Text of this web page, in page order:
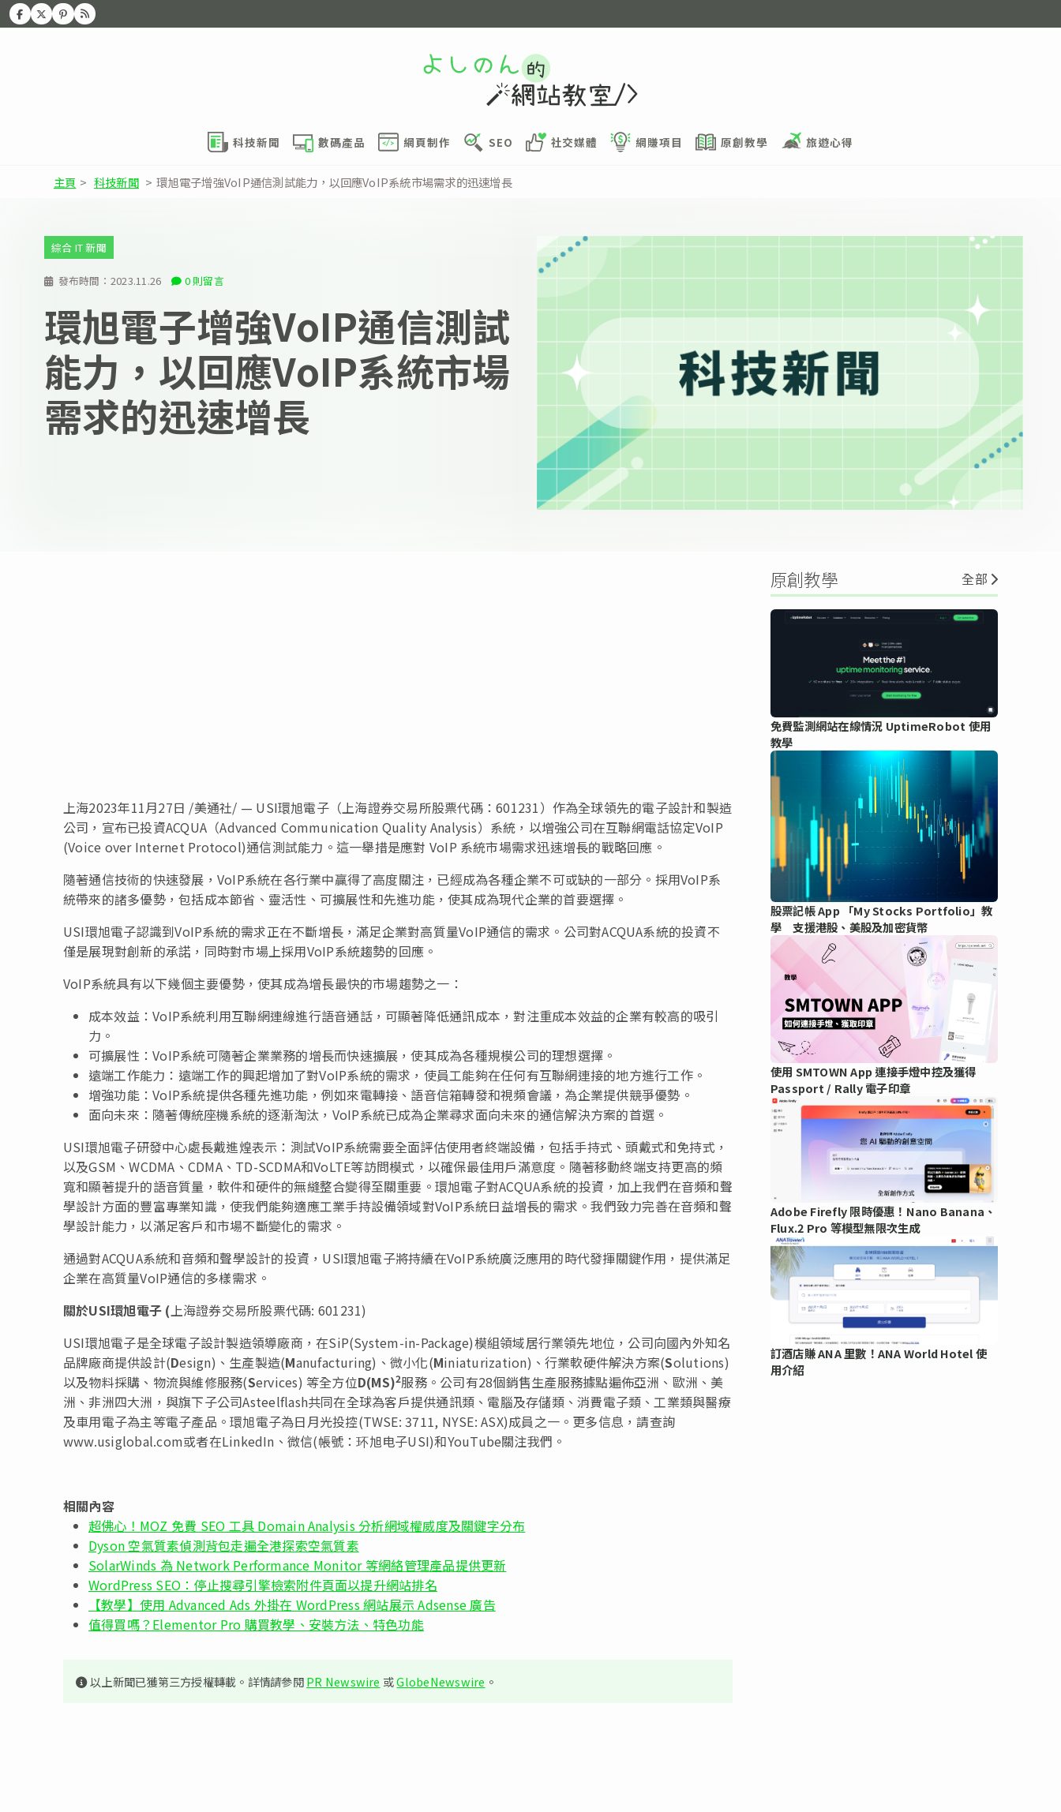
科技新聞 數碼產品 網頁制作 SEO 社交媒體 網賺項目 原創教學 旅遊心得
主頁 > 科技新聞 > 環旭電子增強VoIP通信測試能力，以回應VoIP系統市場需求的迅速增長
發布時間： 2023.11.26 0 則留言
綜合 IT 新聞
環旭電子增強VoIP通信測試
能力，以回應VoIP系統市場
需求的迅速增長
上海2023年11月27日 /美通社/ — USI環旭電子（上海證券交易所股票代碼：601231）作為全球領先的電子設計和製造
公司，宣布已投資ACQUA（Advanced Communication Quality Analysis）系統，以增強公司在互聯網電話協定VoIP
(Voice over Internet Protocol)通信測試能力。這一舉措是應對 VoIP 系統市場需求迅速增長的戰略回應。
隨著通信技術的快速發展，VoIP系統在各行業中贏得了高度關注，已經成為各種企業不可或缺的一部分。採用VoIP系
統帶來的諸多優勢，包括成本節省、靈活性、可擴展性和先進功能，使其成為現代企業的首要選擇。
USI環旭電子認識到VoIP系統的需求正在不斷增長，滿足企業對高質量VoIP通信的需求。公司對ACQUA系統的投資不
僅是展現對創新的承諾，同時對市場上採用VoIP系統趨勢的回應。
VoIP系統具有以下幾個主要優勢，使其成為增長最快的市場趨勢之一：
成本效益：VoIP系統利用互聯網連線進行語音通話，可顯著降低通訊成本，對注重成本效益的企業有較高的吸引
力。
可擴展性：VoIP系統可隨著企業業務的增長而快速擴展，使其成為各種規模公司的理想選擇。
遠端工作能力：遠端工作的興起增加了對VoIP系統的需求，使員工能夠在任何有互聯網連接的地方進行工作。
增強功能：VoIP系統提供各種先進功能，例如來電轉接、語音信箱轉發和視頻會議，為企業提供競爭優勢。
面向未來：隨著傳統座機系統的逐漸淘汰，VoIP系統已成為企業尋求面向未來的通信解決方案的首選。
USI環旭電子研發中心處長戴進煌表示：測試VoIP系統需要全面評估使用者終端設備，包括手持式、頭戴式和免持式，
以及GSM、WCDMA、CDMA、TD-SCDMA和VoLTE等訪問模式，以確保最佳用戶滿意度。隨著移動終端支持更高的頻
寬和顯著提升的語音質量，軟件和硬件的無縫整合變得至關重要。環旭電子對ACQUA系統的投資，加上我們在音頻和聲
學設計方面的豐富專業知識，使我們能夠適應工業手持設備領域對VoIP系統日益增長的需求。我們致力完善在音頻和聲
學設計能力，以滿足客戶和市場不斷變化的需求。
通過對ACQUA系統和音頻和聲學設計的投資，USI環旭電子將持續在VoIP系統廣泛應用的時代發揮關鍵作用，提供滿足
企業在高質量VoIP通信的多樣需求。
關於USI環旭電子 ( 上海證券交易所股票代碼: 601231)
USI環旭電子是全球電子設計製造領導廠商，在SiP(System-in-Package)模組領域居行業領先地位，公司向國內外知名
品牌廠商提供設計(Design)、生產製造(Manufacturing)、微小化(Miniaturization)、行業軟硬件解決方案(Solutions)
以及物料採購、物流與維修服務(Services) 等全方位D(MS)2服務。公司有28個銷售生產服務據點遍佈亞洲、歐洲、美
洲、非洲四大洲，與旗下子公司Asteelflash共同在全球為客戶提供通訊類、電腦及存儲類、消費電子類、工業類與醫療
及車用電子為主等電子產品。環旭電子為日月光投控(TWSE: 3711, NYSE: ASX)成員之一。更多信息，請查詢
www.usiglobal.com或者在LinkedIn、微信(帳號：环旭电子USI)和YouTube關注我們。
相關內容
超佛心！MOZ 免費 SEO 工具 Domain Analysis 分析網域權威度及關鍵字分布
Dyson 空氣質素偵測背包走遍全港探索空氣質素
SolarWinds 為 Network Performance Monitor 等網絡管理產品提供更新
WordPress SEO：停止搜尋引擎檢索附件頁面以提升網站排名
【教學】使用 Advanced Ads 外掛在 WordPress 網站展示 Adsense 廣告
值得買嗎？Elementor Pro 購買教學、安裝方法、特色功能
以上新聞已獲第三方授權轉載。詳情請參閱PR Newswire 或GlobeNewswire 。
原創教學 全部
免費監測網站在線情況 UptimeRobot 使用
教學
股票記帳 App 「My Stocks Portfolio」教
學 支援港股、美股及加密貨幣
使用 SMTOWN App 連接手燈中控及獲得
Passport / Rally 電子印章
Adobe Firefly 限時優惠！Nano Banana、
Flux.2 Pro 等模型無限次生成
訂酒店賺 ANA 里數！ANA World Hotel 使
用介紹